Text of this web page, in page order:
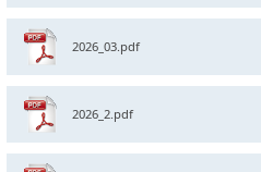
2026_03.pdf
2026_2.pdf